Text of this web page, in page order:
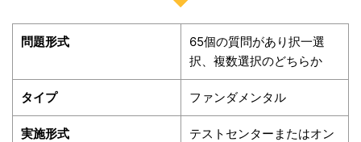
問題形式
65個の質問があり択一選
択、複数選択のどちらか
タイプ ファンダメンタル
実施形式
テストセンターまたはオン